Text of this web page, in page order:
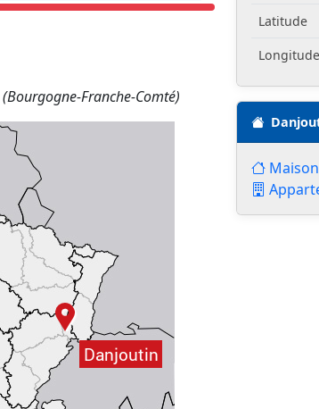
(Bourgogne-Franche-Comté)
Latitude
Longitude